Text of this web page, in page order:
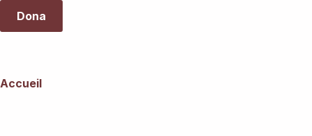
Dona
Accueil